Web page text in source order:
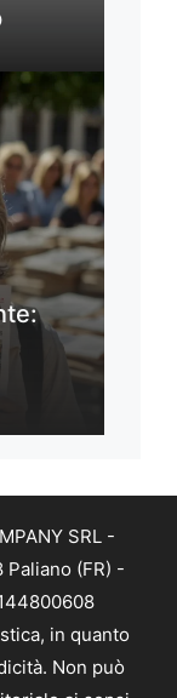
SRL -
Paliano (FR) -
in quanto
Non può